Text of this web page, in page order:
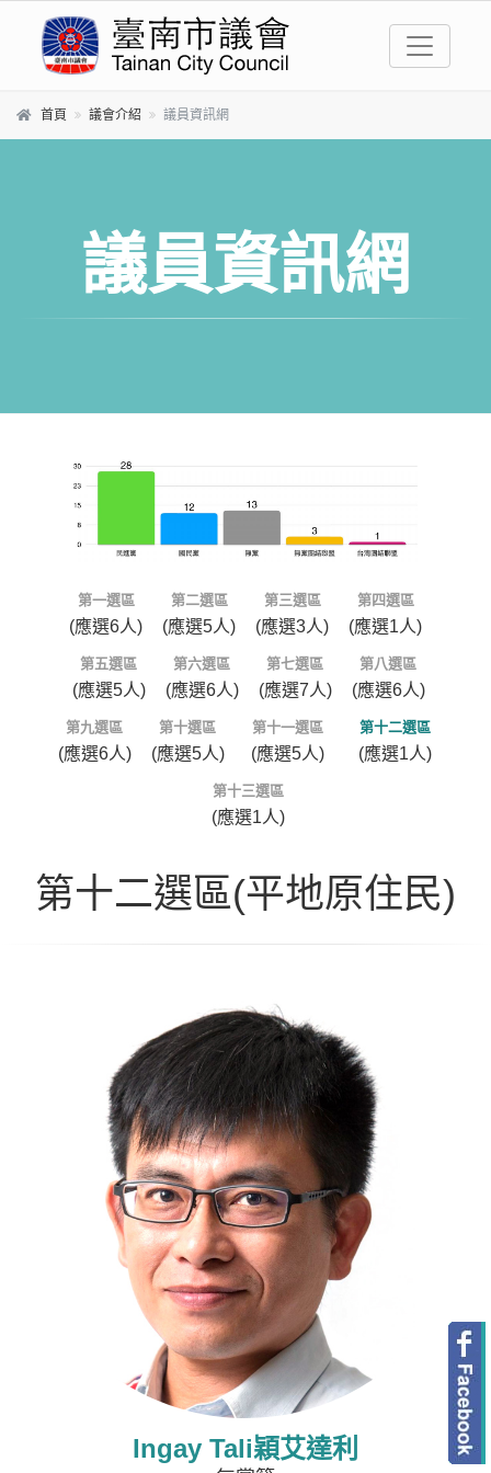
跳到主要內容區塊
首頁 議會介紹 議員資訊網
議員資訊網
第一選區
(應選6人)
第二選區
(應選5人)
第三選區
(應選3人)
第四選區
(應選1人)
第五選區
(應選5人)
第六選區
(應選6人)
第七選區
(應選7人)
第八選區
(應選6人)
第九選區
(應選6人)
第十選區
(應選5人)
第十一選區
(應選5人)
第十二選區
(應選1人)
第十三選區
(應選1人)
第十二選區(平地原住民)
Ingay Tali穎艾達利